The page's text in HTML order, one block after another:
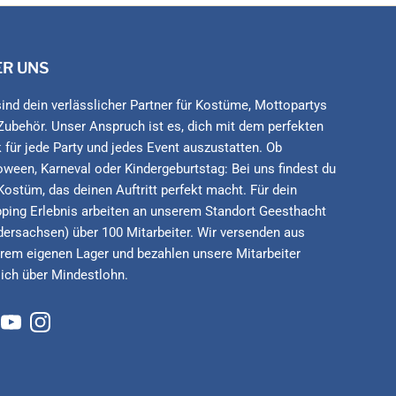
UNS
dein verlässlicher Partner für Kostüme, Mottopartys
Unser Anspruch ist es, dich mit dem perfekten
für jede Party und jedes Event auszustatten. Ob
Karneval oder Kindergeburtstag: Bei uns findest du
das deinen Auftritt perfekt macht. Für dein
Erlebnis arbeiten an unserem Standort Geesthacht
über 100 Mitarbeiter. Wir versenden aus
eigenen Lager und bezahlen unsere Mitarbeiter
über Mindestlohn.
YouTubeInstagram